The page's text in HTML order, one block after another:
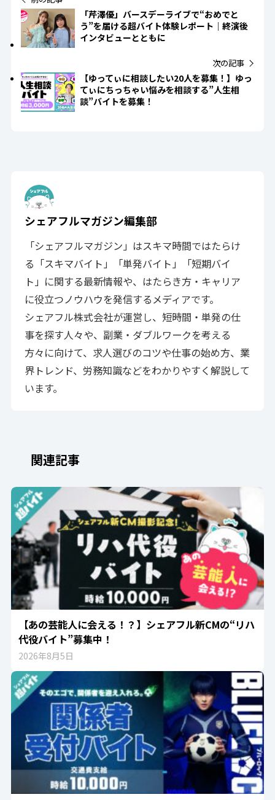
「芹澤優」バースデーライブで“おめでと
う”を届ける超バイト体験レポート｜終演後
インタビューとともに
【ゆってぃに相談したい20人を募集！】ゆっ
てぃにちっちゃい悩みを相談する”人生相
談”バイトを募集！
シェアフルマガジン編集部
「シェアフルマガジン」はスキマ時間ではたらけ
る「スキマバイト」「単発バイト」「短期バイ
ト」に関する最新情報や、はたらき方・キャリア
に役立つノウハウを発信するメディアです。
シェアフル株式会社が運営し、短時間・単発の仕
事を探す人々や、副業・ダブルワークを考える
方々に向けて、求人選びのコツや仕事の始め方、業
界トレンド、労務知識などをわかりやすく解説して
います。
関連記事
【あの芸能人に会える！？】シェアフル新CMの“リハ
代役バイト”募集中！
2026年8月5日